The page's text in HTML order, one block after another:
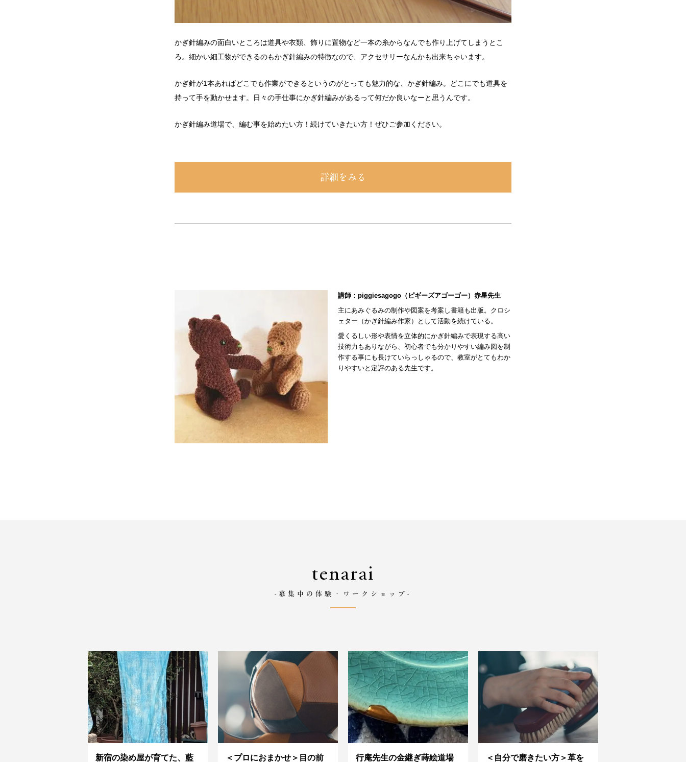
かぎ針編みの面白いところは道具や衣類、飾りに置物など一本の糸からなんでも作り上げてしまうとこ
ろ。細かい細工物ができるのもかぎ針編みの特徴なので、アクセサリーなんかも出来ちゃいます。
かぎ針が1本あればどこでも作業ができるというのがとっても魅力的な、かぎ針編み。どこにでも道具を
持って手を動かせます。
日々の手仕事にかぎ針編みがあるって何だか良いなーと思うんです。
かぎ針編み道場で、編む事を始めたい方！続けていきたい方！ぜひご参加ください。
詳細をみる
講師：piggiesagogo（ピギーズアゴーゴー）赤星先生
主にあみぐるみの制作や図案を考案し書籍も出版。クロシ
ェター（かぎ針編み作家）として活動を続けている。
愛くるしい形や表情を立体的にかぎ針編みで表現する高い
技術力もありながら、初心者でも分かりやすい編み図を制
作する事にも長けていらっしゃるので、教室がとてもわか
りやすいと定評のある先生です。
tenarai
-募集中の体験・ワークショップ-
新宿の染め屋が育てた、藍 ＜プロにおまかせ＞目の前 行庵先生の金継ぎ蒔絵道場 ＜自分で磨きたい方＞革を